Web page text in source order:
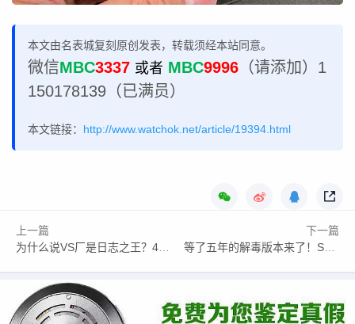
本文由名表城复刻原创发表，转载须经本站同意。
微信MBC3337 或者 MBC9996 （请添加）1
150178139（已满员）
本文链接： http://www.watchok.net/article/19394.html
上一篇
为什么说VS厂是日志之王？41mm黑盘V2版终极上手评测
下一篇
等了五年的解毒版本来了！SMF厂史努比超霸，比之前版本好太多